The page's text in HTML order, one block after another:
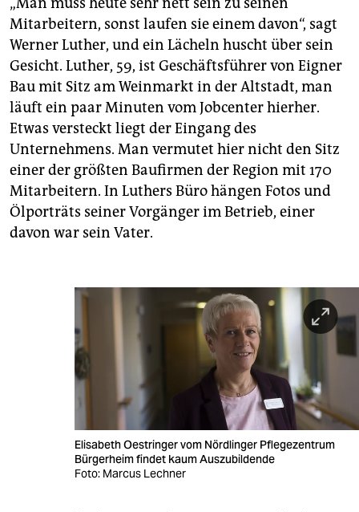
Mitarbeitern, sonst laufen sie einem davon“, sagt
Werner Luther, und ein Lächeln huscht über sein
Gesicht. Luther, 59, ist Geschäftsführer von Eigner
Bau mit Sitz am Weinmarkt in der Altstadt, man
läuft ein paar Minuten vom Jobcenter hierher.
Etwas versteckt liegt der Eingang des
Unternehmens. Man vermutet hier nicht den Sitz
einer der größten Baufirmen der Region mit 170
Mitarbeitern. In Luthers Büro hängen Fotos und
Ölpor­träts seiner Vorgänger im Betrieb, einer
davon war sein Vater.
Elisabeth Oestringer vom Nördlinger Pflegezentrum
Bürgerheim findet kaum Auszubildende
Foto: Marcus Lechner